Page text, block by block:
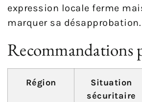
expression locale ferme
marquer sa désapprobation.
Recommandations
Région
Situation
sécuritaire